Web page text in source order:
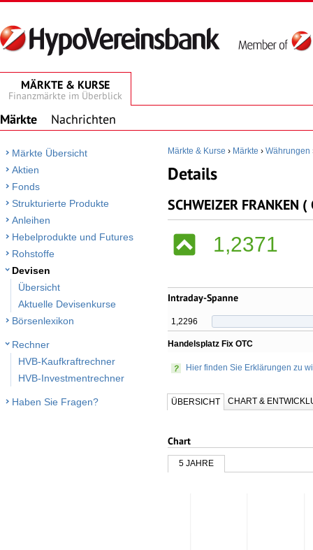
MÄRKTE & KURSE
Finanzmärkte im Überblick
Märkte Nachrichten
Märkte Übersicht
Aktien
Fonds
Strukturierte Produkte
Anleihen
Hebelprodukte und Futures
Rohstoffe
Devisen
Übersicht
Aktuelle Devisenkurse
Börsenlexikon
Rechner
HVB-Kaufkraftrechner
HVB-Investmentrechner
Haben Sie Fragen?
Märkte & Kurse › Märkte › Währungen
Details
SCHWEIZER FRANKEN
1,2371
Intraday-Spanne
1,2296
Handelsplatz Fix OTC
Hier finden Sie Erklärungen zu
ÜBERSICHT CHART &
Chart
5 JAHRE